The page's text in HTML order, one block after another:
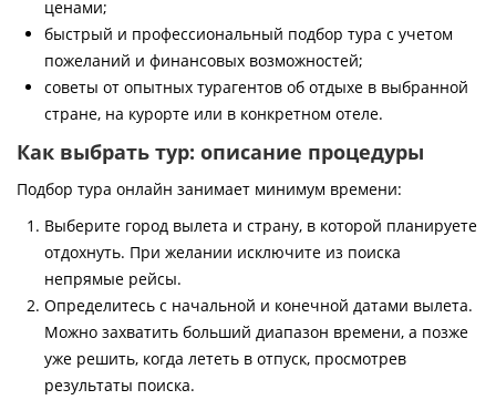
ценами;
быстрый и профессиональный подбор тура с учетом
пожеланий и финансовых возможностей;
советы от опытных турагентов об отдыхе в выбранной
стране, на курорте или в конкретном отеле.
Как выбрать тур: описание процедуры
Подбор тура онлайн занимает минимум времени:
Выберите город вылета и страну, в которой планируете
отдохнуть. При желании исключите из поиска
непрямые рейсы.
Определитесь с начальной и конечной датами вылета.
Можно захватить больший диапазон времени, а позже
уже решить, когда лететь в отпуск, просмотрев
результаты поиска.